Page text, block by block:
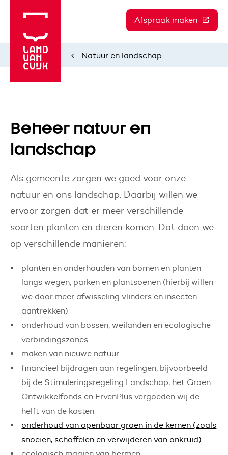
Afspraak maken (Deze
HomeNatuur en landschap
Beheer natuur en
landschap
Als gemeente zorgen we goed voor onze
natuur en ons landschap. Daarbij willen we
ervoor zorgen dat er meer verschillende
soorten planten en dieren komen. Dat doen we
op verschillende manieren:
planten en onderhouden van bomen en planten
langs wegen, parken en plantsoenen (hierbij willen
we door meer afwisseling vlinders en insecten
aantrekken)
onderhoud van bossen, weilanden en ecologische
verbindingszones
maken van nieuwe natuur
financieel bijdragen aan regelingen; bijvoorbeeld
bij de Stimuleringsregeling Landschap, het Groen
Ontwikkelfonds en ErvenPlus vergoeden wij de
helft van de kosten
onderhoud van openbaar groen in de kernen (zoals
snoeien, schoffelen en verwijderen van onkruid)